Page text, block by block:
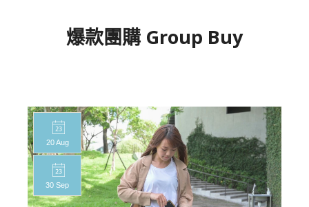
爆款團購 Group Buy
20 Aug
30 Sep